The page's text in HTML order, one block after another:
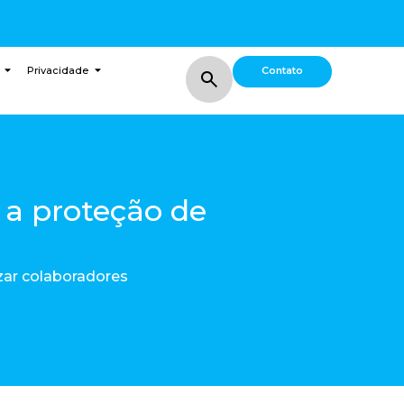
Privacidade Contato
proteção de
colaboradores